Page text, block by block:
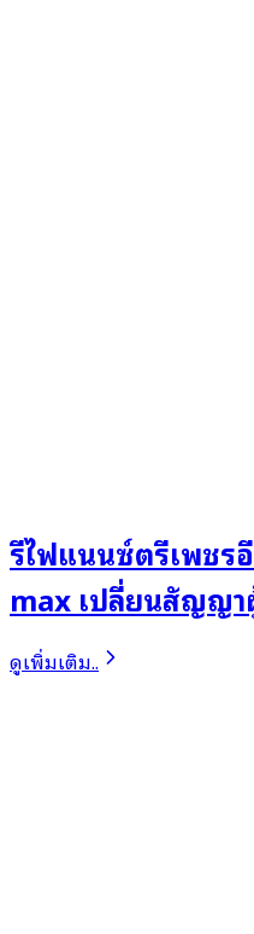
รีไฟแนนซ์ตรีเพชร
max เปลี่ยนสัญญา
ดูเพิ่มเติม..